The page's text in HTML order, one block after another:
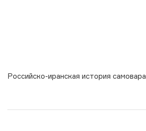
Российско-иранская история самовара